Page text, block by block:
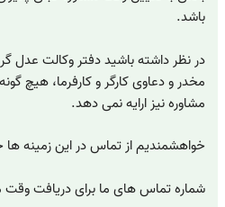
باشد.
در نظر داشته باشید دفتر وکالت عدل
مخدر و دعاوی کارگر و کارفرما، هیچ
مشاوره نیز ارایه نمی دهد.
خواهشمندیم از تماس در این زمینه ها
شماره تماس های ما برای دریافت